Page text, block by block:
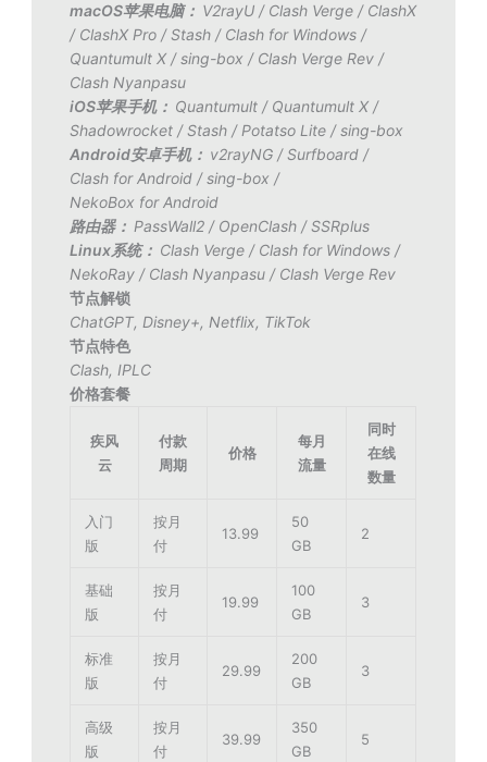
macOS苹果电脑： V2rayU / Clash Verge / ClashX
/ ClashX Pro /Stash / Clash for Windows /
Quantumult X /sing-box / Clash Verge Rev /
Clash Nyanpasu
iOS苹果手机： Quantumult / Quantumult X /
Shadowrocket /Stash / Potatso Lite /sing-box
Android安卓手机： v2rayNG /Surfboard /
Clash for Android /sing-box /
NekoBox for Android
路由器： PassWall2 / OpenClash /SSRplus
Linux系统： Clash Verge / Clash for Windows /
NekoRay / Clash Nyanpasu / Clash Verge Rev
节点解锁
ChatGPT, Disney+, Netflix, TikTok
节点特色
Clash, IPLC
价格套餐
疾风
云
付款
周期
价格
每月
流量
同时
在线
数量
入门
版
按月
付
13.99
50
GB
2
基础
版
按月
付
19.99
100
GB
3
标准
版
按月
付
29.99
200
GB
3
高级
版
按月
付
39.99
350
GB
5